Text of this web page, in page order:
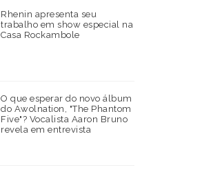
Rhenin apresenta seu
trabalho em show especial na
Casa Rockambole
O que esperar do novo álbum
do Awolnation, "The Phantom
Five"? Vocalista Aaron Bruno
revela em entrevista